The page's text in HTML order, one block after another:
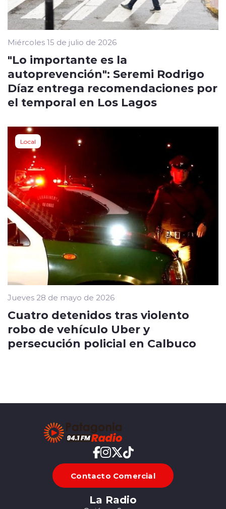
Miércoles 15 de julio de 2026
"Lo importante es la
autoprevención": Seremi Rodrigo
Díaz entrega recomendaciones por
el temporal en Los Lagos
Local
Jueves 28 de mayo de 2026
Cuatro detenidos tras violento
robo de vehículo Uber y
persecución policial en Calbuco
Contacto Comercial
La Radio